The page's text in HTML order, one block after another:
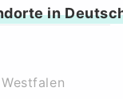
in